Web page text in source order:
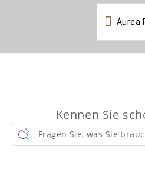

Kennen Sie
Fragen Sie, was Sie